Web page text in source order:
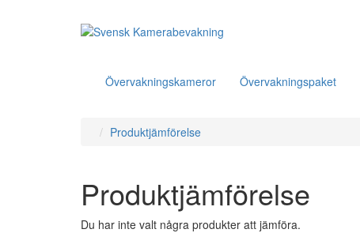
Övervakningskameror Övervakningspaket
Produktjämförelse
Produktjämförelse
Du har inte valt några produkter att jämföra.